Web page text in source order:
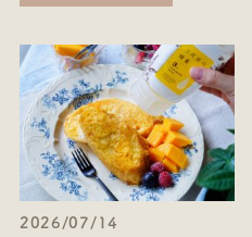
2026/07/14